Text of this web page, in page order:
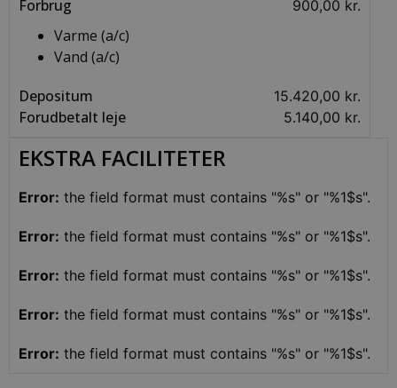
Forbrug 900,00 kr.
Varme (a/c)
Vand (a/c)
Depositum
15.420,00 kr.
Forudbetalt leje 5.140,00 kr.
EKSTRA FACILITETER
Error: the field format must contains "%s" or "%1$s".
Error: the field format must contains "%s" or "%1$s".
Error: the field format must contains "%s" or "%1$s".
Error: the field format must contains "%s" or "%1$s".
Error: the field format must contains "%s" or "%1$s".
Udløbsdato
CookieScriptConsent
at Cookie-
fungerer
korrekt.